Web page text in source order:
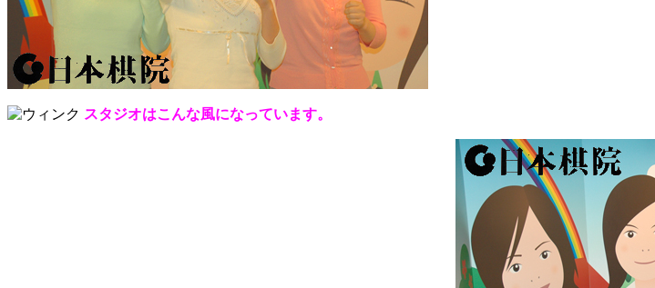
スタジオはこんな風になっています。